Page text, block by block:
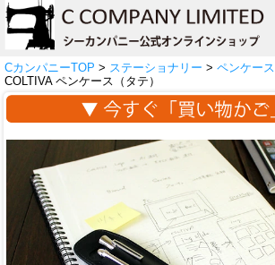
CカンパニーTOP > ステーショナリー > ペンケース
COLTIVA ペンケース（タテ）